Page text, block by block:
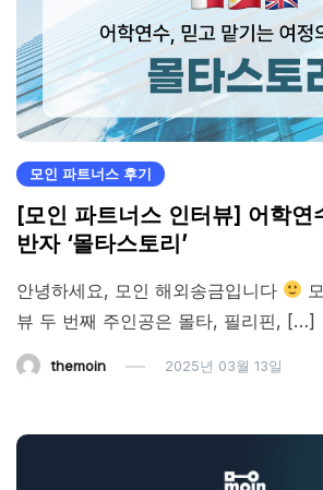
모인 파트너스 후기
[모인 파트너스 인터뷰] 어학연
반자 ‘몰타스토리’
안녕하세요, 모인 해외송금입니다
뷰 두 번째 주인공은 몰타, 필리핀, […]
themoin 2025년 03월 13일